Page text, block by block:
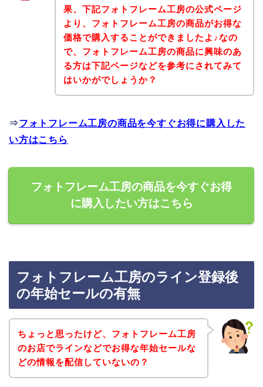
果、下記フォトフレーム工房の公式ページ
より、フォトフレーム工房の商品がお得な
価格で購入することができましたよ♪なの
で、フォトフレーム工房の商品に興味のあ
る方は下記ページなどを参考にされてみて
はいかがでしょうか？
⇒フォトフレーム工房の商品を今すぐお得に購入した
い方はこちら
フォトフレーム工房の商品を今すぐお得
に購入したい方はこちら
フォトフレーム工房のライン登録後
の年始セールの有無
ちょっと思ったけど、フォトフレーム工房
のお店でラインなどでお得な年始セールな
どの情報を配信していないの？